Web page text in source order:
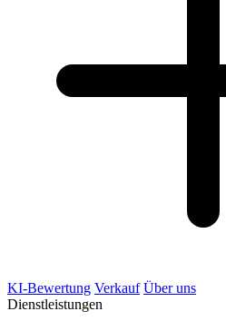
KI-Bewertung Verkauf Über uns
Dienstleistungen